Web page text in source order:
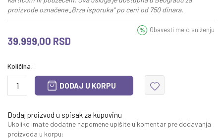
proizvode označene „Brza isporuka“ po ceni od 750 dinara.
39.999,00 RSD
Obavesti me o sniženju
Količina:
DODAJ U KORPU
Dodaj proizvod u spisak za kupovinu
Ukoliko imate dodatne napomene upišite u komentar pre dodavanja
proizvoda u korpu: